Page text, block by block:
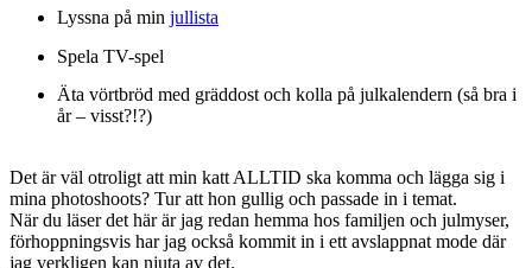
Lyssna på min jullista
Spela TV-spel
Äta vörtbröd med gräddost och kolla på julkalendern (så bra i
år – visst?!?)
Det är väl otroligt att min katt ALLTID ska komma och lägga sig i
mina photoshoots? Tur att hon gullig och passade in i temat.
När du läser det här är jag redan hemma hos familjen och julmyser,
förhoppningsvis har jag också kommit in i ett avslappnat mode där
jag verkligen kan njuta av det.